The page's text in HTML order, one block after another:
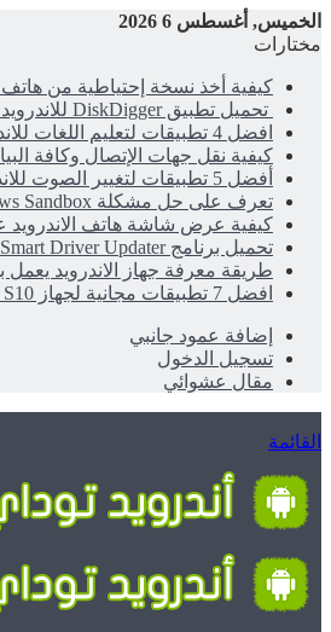
الخميس, أغسطس 6 2026
مختارات
كيفية أخذ نسخة إحتياطية من
تحميل تطبيق DiskDigger للاندرويد لاستعادة الملفات المحذوفة مجاناً
افضل 4 تطبيقات لتعليم اللغات للاندرويد 2020 مجاناً
كيفية نقل جهات الإتصال وكافة
أفضل 5 تطبيقات لتغيير الصوت للاندرويد مجاناً عبر متجر جوجل بلاي
تعرف على حل مشكلة Windows Sandbox لا يتصل بالانترنت
كيفية عرض شاشة هاتف الاندرويد
تحميل برنامج Smart Driver Updater مجاناً لتعريف الويندز وتحديث التعريفات
طريقة معرفة جهاز الاندرويد
افضل 7 تطبيقات مجانية لجهاز Samsung Galaxy S10
إضافة عمود جانبي
تسجيل الدخول
مقال عشوائي
القائمة